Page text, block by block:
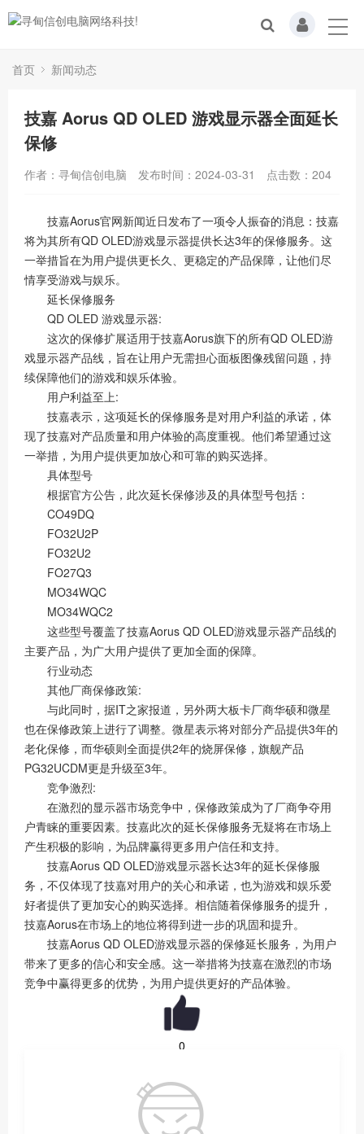
首页 新闻动态
技嘉 Aorus QD OLED 游戏显示器全面延长
保修
作者：寻甸信创电脑 发布时间：2024-03-31 点击数： 204
技嘉Aorus官网新闻近日发布了一项令人振奋的消息：技嘉
将为其所有QD OLED游戏显示器提供长达3年的保修服务。这
一举措旨在为用户提供更长久、更稳定的产品保障，让他们尽
情享受游戏与娱乐。
延长保修服务
QD OLED 游戏显示器:
这次的保修扩展适用于技嘉Aorus旗下的所有QD OLED游
戏显示器产品线，旨在让用户无需担心面板图像残留问题，持
续保障他们的游戏和娱乐体验。
用户利益至上:
技嘉表示，这项延长的保修服务是对用户利益的承诺，体
现了技嘉对产品质量和用户体验的高度重视。他们希望通过这
一举措，为用户提供更加放心和可靠的购买选择。
具体型号
根据官方公告，此次延长保修涉及的具体型号包括：
CO49DQ
FO32U2P
FO32U2
FO27Q3
MO34WQC
MO34WQC2
这些型号覆盖了技嘉Aorus QD OLED游戏显示器产品线的
主要产品，为广大用户提供了更加全面的保障。
行业动态
其他厂商保修政策:
与此同时，据IT之家报道，另外两大板卡厂商华硕和微星
也在保修政策上进行了调整。微星表示将对部分产品提供3年的
老化保修，而华硕则全面提供2年的烧屏保修，旗舰产品
PG32UCDM更是升级至3年。
竞争激烈:
在激烈的显示器市场竞争中，保修政策成为了厂商争夺用
户青睐的重要因素。技嘉此次的延长保修服务无疑将在市场上
产生积极的影响，为品牌赢得更多用户信任和支持。
技嘉Aorus QD OLED游戏显示器长达3年的延长保修服
务，不仅体现了技嘉对用户的关心和承诺，也为游戏和娱乐爱
好者提供了更加安心的购买选择。相信随着保修服务的提升，
技嘉Aorus在市场上的地位将得到进一步的巩固和提升。
技嘉Aorus QD OLED游戏显示器的保修延长服务，为用户
带来了更多的信心和安全感。这一举措将为技嘉在激烈的市场
竞争中赢得更多的优势，为用户提供更好的产品体验。
0